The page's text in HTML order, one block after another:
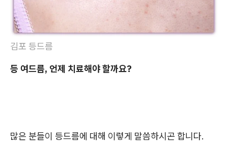
김포 등드름
등 여드름, 언제 치료해야 할까요?
많은 분들이 등드름에 대해 이렇게 말씀하시곤 합니다.